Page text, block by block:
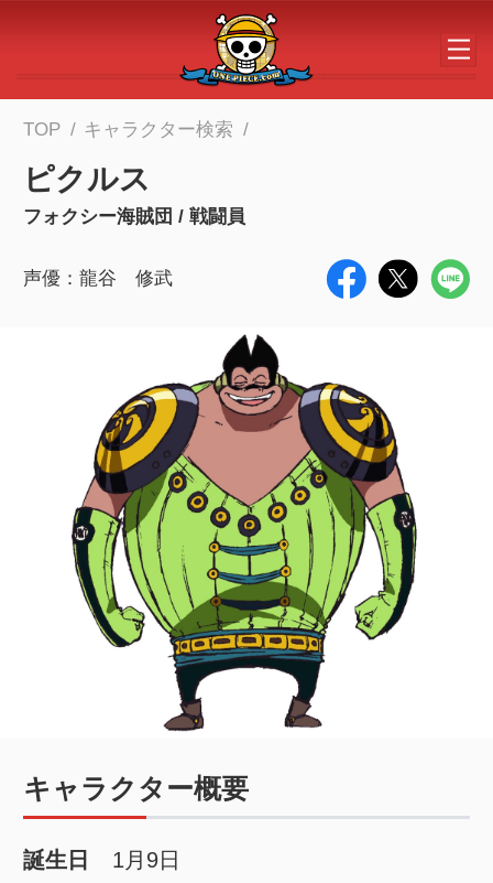
メインコンテンツへスキップする
TOP キャラクター検索
ピクルス
フォクシー海賊団 / 戦闘員
声優：龍谷 修武
キャラクター概要
誕生日 1月9日